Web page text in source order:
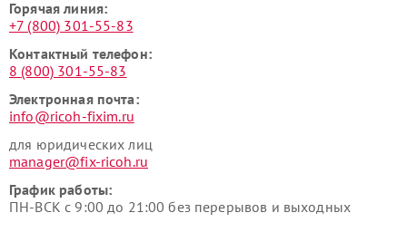
Горячая линия:
+7 (800) 301-55-83
Контактный телефон:
8 (800) 301-55-83
Электронная почта:
info@ricoh-fixim.ru
для юридических лиц
manager@fix-ricoh.ru
График работы:
ПН-ВСК с 9:00 до 21:00 без перерывов и выходных